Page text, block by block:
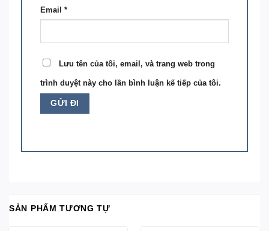
Email *
Lưu tên của tôi, email, và trang web trong
trình duyệt này cho lần bình luận kế tiếp của tôi.
SẢN PHẨM TƯƠNG TỰ